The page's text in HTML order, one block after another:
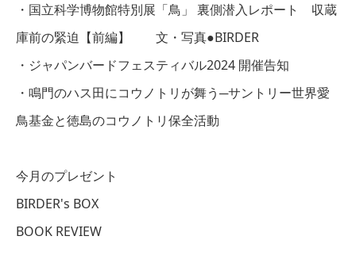
・国立科学博物館特別展「鳥」 裏側潜入レポート 収蔵
庫前の緊迫【前編】 文・写真●BIRDER
・ジャパンバードフェスティバル2024 開催告知
・鳴門のハス田にコウノトリが舞う─サントリー世界愛
鳥基金と徳島のコウノトリ保全活動
今月のプレゼント
BIRDER's BOX
BOOK REVIEW